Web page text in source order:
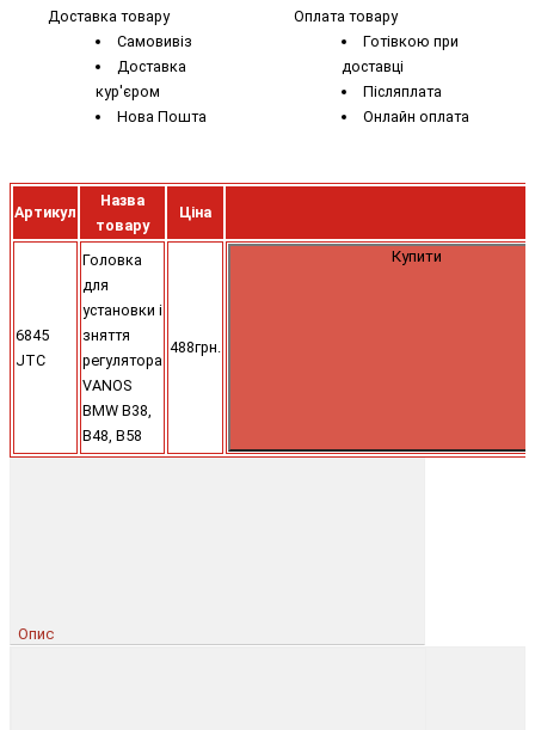
Доставка товару
Самовивіз
Доставка
кур'єром
Нова Пошта
Оплата товару
Готівкою при
доставці
Післяплата
Онлайн оплата
Артикул
Назва
товару
Ціна
6845
JTC
Головка
для
установки і
зняття
регулятора
VANOS
BMW B38,
B48, B58
488грн.
Купити
Опис